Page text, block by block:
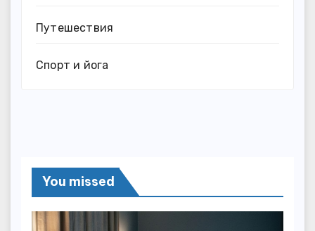
Путешествия
Спорт и йога
You missed